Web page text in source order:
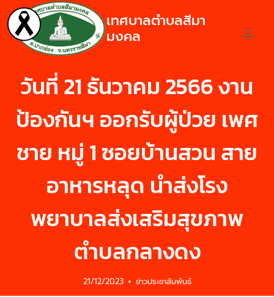
เทศบาลตำบลสีมา
มงคล
วันที่ 21 ธันวาคม 2566 งาน
ป้องกันฯ ออกรับผู้ป่วย เพศ
ชาย หมู่ 1 ซอยบ้านสวน สาย
อาหารหลุด นำส่งโรง
พยาบาลส่งเสริมสุขภาพ
ตำบลกลางดง
21/12/2023 ข่าวประชาสัมพันธ์